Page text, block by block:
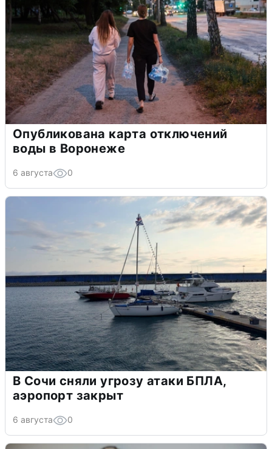
Опубликована карта отключений
воды в Воронеже
6 августа 0
В Сочи сняли угрозу атаки БПЛА,
аэропорт закрыт
6 августа 0